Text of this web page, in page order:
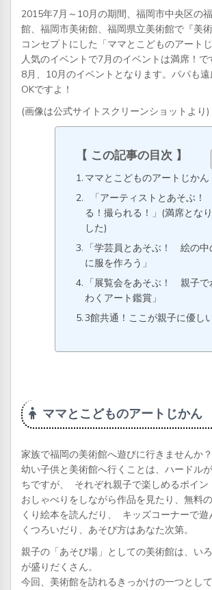
2015年7月～10月の期間、福岡市中央区の
館、福岡市美術館、福岡県立美術館で『美
コンセプトにした「ママとこどものアート
人気のイベントで7月のイベントは満席！
8月、10月のイベントとなります。パパも
OKですよ！
(画像は公式サイトスクリーンショットより)
この記事の目次
ママとこどものアートじかん
「アーティストとあそぶ
る！撮られる！」(満席とな
した)
「学芸員とあそぶ！ 絵の中
に服を作ろう」
「展覧会をあそぶ！ 親子で
わくアート鑑賞」
3館共通！ここが親子に優し
ママとこどものアートじかん
家族で福岡の美術館へ遊びに行きませんか？
幼い子供と美術館へ行くことは、ハードル
ちですが、 それぞれ親子で楽しめるポイン
おしゃべりをしながら作品を見たり、無料
くり絵本を読んだり、 キッズコーナーで
くつろいだり、あそび方はあなた次第。
親子の「あそび場」としての美術館は、い
が盛りだくさん。
今回、美術館を訪れるきっかけの一つとし